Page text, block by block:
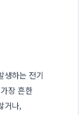
생하는 전기
장 흔한
거나,